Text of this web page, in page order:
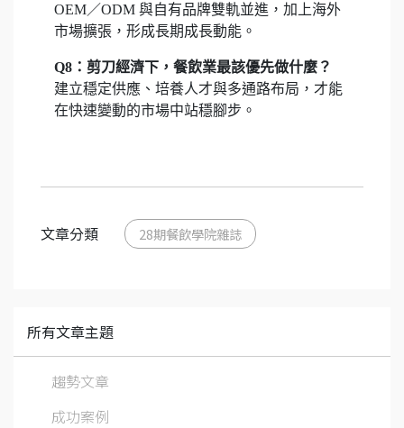
OEM／ODM 與自有品牌雙軌並進，加上海外
市場擴張，形成長期成長動能。
Q8：剪刀經濟下，餐飲業最該優先做什麼？
建立穩定供應、培養人才與多通路布局，才能
在快速變動的市場中站穩腳步。
文章分類 28期餐飲學院雜誌
所有文章主題
趨勢文章
成功案例